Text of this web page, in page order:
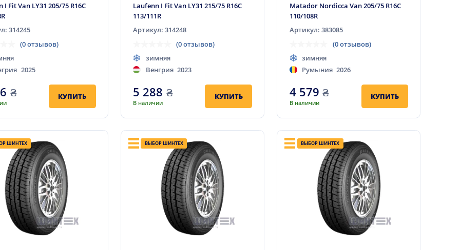
I Fit Van LY31 205/75 R16C
314245
(0 отзывов)
2025
₴ КУПИТЬ
Laufenn I Fit Van LY31 215/75 R16C
113/111R
Артикул: 314248
(0 отзывов)
зимняя
Венгрия 2023
5 288 ₴
В наличии
КУПИТЬ
Matador Nordicca Van 205/75 R16C
110/108R
Артикул: 383085
(0 отзывов)
зимняя
Румыния 2026
4 579 ₴
В наличии
КУПИТЬ
ШИНТЕХ ВЫБОР ШИНТЕХ ВЫБОР ШИНТЕХ